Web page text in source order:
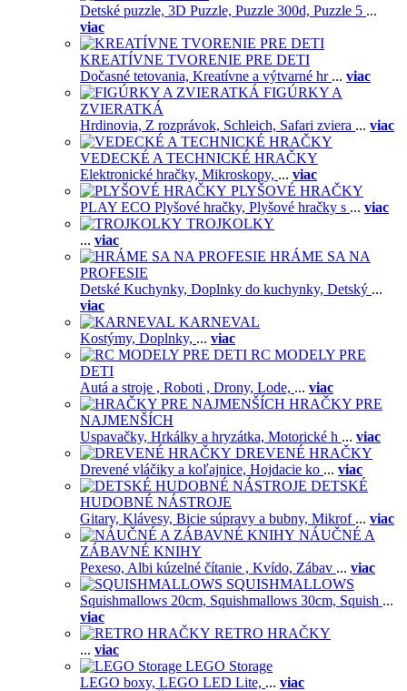
Detské puzzle, 3D Puzzle, Puzzle 300d, Puzzle 5 ...
viac
KREATÍVNE TVORENIE PRE DETI
Dočasné tetovania, Kreatívne a výtvarné hr ... viac
FIGÚRKY A
ZVIERATKÁ
Hrdinovia, Z rozprávok, Schleich, Safari zviera ... viac
VEDECKÉ A TECHNICKÉ HRAČKY
Elektronické hračky, Mikroskopy, ... viac
PLYŠOVÉ HRAČKY
PLAY ECO Plyšové hračky, Plyšové hračky s ... viac
TROJKOLKY
... viac
HRÁME SA NA
PROFESIE
Detské Kuchynky, Doplnky do kuchynky, Detský ...
viac
KARNEVAL
Kostýmy, Doplnky, ... viac
RC MODELY PRE
DETI
Autá a stroje , Roboti , Drony, Lode, ... viac
HRAČKY PRE
NAJMENŠÍCH
Uspavačky, Hrkálky a hryzátka, Motorické h ... viac
DREVENÉ HRAČKY
Drevené vláčiky a koľajnice, Hojdacie ko ... viac
DETSKÉ
HUDOBNÉ NÁSTROJE
Gitary, Klávesy, Bicie súpravy a bubny, Mikrof ... viac
NÁUČNÉ A
ZÁBAVNÉ KNIHY
Pexeso, Albi kúzelné čítanie , Kvído, Zábav ... viac
SQUISHMALLOWS
Squishmallows 20cm, Squishmallows 30cm, Squish ...
viac
RETRO HRAČKY
... viac
LEGO Storage
LEGO boxy, LEGO LED Lite, ... viac